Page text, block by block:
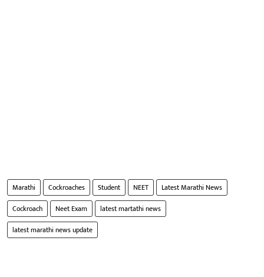
Marathi Cockroaches Student NEET
Latest Marathi News
Cockroach
Neet Exam
latest martathi news
latest marathi news update